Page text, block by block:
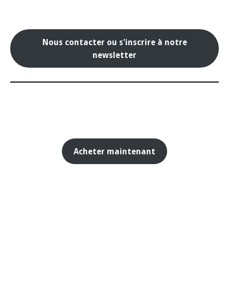
Nous contacter ou s'inscrire à notre
newsletter
Acheter maintenant